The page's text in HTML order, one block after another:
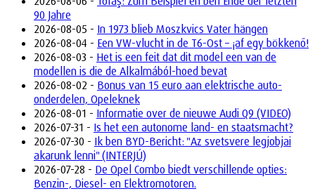
90 Jahre
2026-08-05 - In 1973 blieb Moszkvics Vater hängen
2026-08-04 - Een VW-vlucht in de T6-Ost – ¡af egy bökkenő!
2026-08-03 - Het is een feit dat dit model een van de
modellen is die de Alkalmából-hoed bevat
2026-08-02 - Bonus van 15 euro aan elektrische auto-
onderdelen, Opeleknek
2026-08-01 - Informatie over de nieuwe Audi Q9 (VIDEO)
2026-07-31 - Is het een autonome land- en staatsmacht?
2026-07-30 - Ik ben BYD-Bericht: "Az svetsvere legjobjai
akarunk lenni" (INTERJÚ)
2026-07-28 - De Opel Combo biedt verschillende opties:
Benzin-, Diesel- en Elektromotoren.